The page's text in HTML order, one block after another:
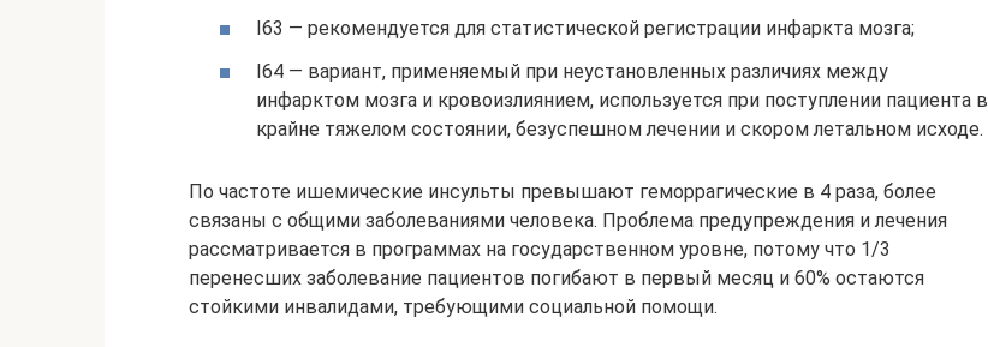
I63 — рекомендуется для статистической регистрации инфаркта мозга;
I64 — вариант, применяемый при неустановленных различиях между
инфарктом мозга и кровоизлиянием, используется при поступлении пациента в
крайне тяжелом состоянии, безуспешном лечении и скором летальном исходе.
По частоте ишемические инсульты превышают геморрагические в 4 раза, более
связаны с общими заболеваниями человека. Проблема предупреждения и лечения
рассматривается в программах на государственном уровне, потому что 1/3
перенесших заболевание пациентов погибают в первый месяц и 60% остаются
стойкими инвалидами, требующими социальной помощи.